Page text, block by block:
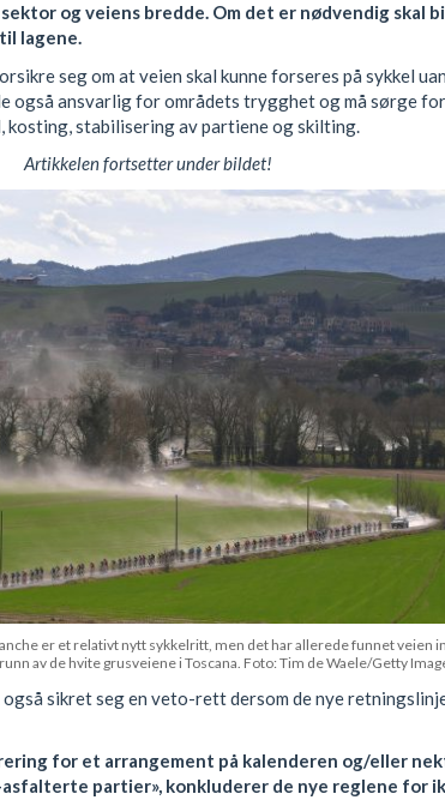
og veiens bredde. Om det er nødvendig skal
lagene.
seg om at veien skal kunne forseres på sykkel
også ansvarlig for områdets trygghet og må sørge for
kosting, stabilisering av partiene og skilting.
Artikkelen fortsetter under bildet!
er et relativt nytt sykkelritt, men det har allerede funnet veien
av de hvite grusveiene i Toscana. Foto: Tim de Waele/Getty
sikret seg en veto-rett dersom de nye
for et arrangement på kalenderen og/eller
partier», konkluderer de nye reglene for